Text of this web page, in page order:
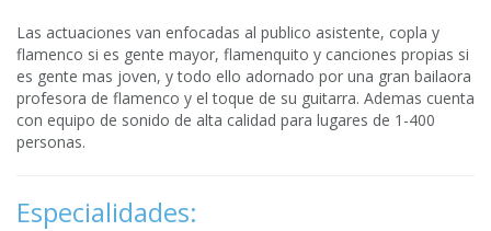
Las actuaciones van enfocadas al publico asistente, copla y
flamenco si es gente mayor, flamenquito y canciones propias si
es gente mas joven, y todo ello adornado por una gran bailaora
profesora de flamenco y el toque de su guitarra. Ademas cuenta
con equipo de sonido de alta calidad para lugares de 1-400
personas.
Especialidades: